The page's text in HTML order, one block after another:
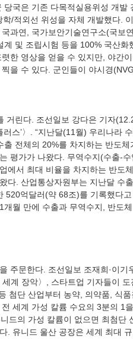
당국은 기존 다목적실용위성 개
학/적외선 위성을 자체 개발했다.
과연, 국가보안기술연구소(국보
계 및 조립시험 등을 100% 국산
한 영상을 얻을 수 있지만, 야간
러스’〉. “지난달(11월) 우리나라
출 전체의 20%를 차지하는 반도
평가가 나왔다. 무역수지(수출-
에서 최대 비율을 차지하는 반도
다. 산업통상자원부는 지난달 수
520억달러(약 68조)를 기록했다
월 만에 수출과 무역수지, 반도
계 장악〉, 스타트업 기자들이
첨단 산업부터 농약, 의약품, 식
세계 가성 칼륨 수요의 3분의 1
드의 가성 칼륨이 없으면 최첨단
. 유니드 울산 공장은 세계 최대